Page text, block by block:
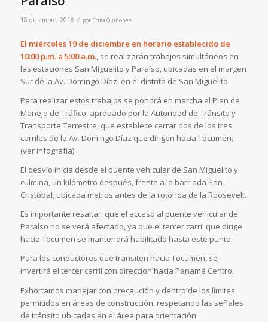
18 diciembre, 2018 / por Erika Quiñones
El miércoles 19 de diciembre en horario establecido de
10:00 p.m. a 5:00 a.m., se realizarán trabajos simultáneos en
las estaciones San Miguelito y Paraíso, ubicadas en el margen
Sur de la Av. Domingo Díaz, en el distrito de San Miguelito.
Para realizar estos trabajos se pondrá en marcha el Plan de
Manejo de Tráfico, aprobado por la Autoridad de Tránsito y
Transporte Terrestre, que establece cerrar dos de los tres
carriles de la Av. Domingo Díaz que dirigen hacia Tocumen.
(ver infografía)
El desvío inicia desde el puente vehicular de San Miguelito y
culmina, un kilómetro después, frente a la barriada San
Cristóbal, ubicada metros antes de la rotonda de la Roosevelt.
Es importante resaltar, que el acceso al puente vehicular de
Paraíso no se verá afectado, ya que el tercer carril que dirige
hacia Tocumen se mantendrá habilitado hasta este punto.
Para los conductores que transiten hacia Tocumen, se
invertirá el tercer carril con dirección hacia Panamá Centro.
Exhortamos manejar con precaución y dentro de los límites
permitidos en áreas de construcción, respetando las señales
de tránsito ubicadas en el área para orientación.